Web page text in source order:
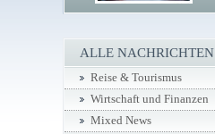
ALLE NACHRICHTEN
Reise & Tourismus
Wirtschaft und Finanzen
Mixed News